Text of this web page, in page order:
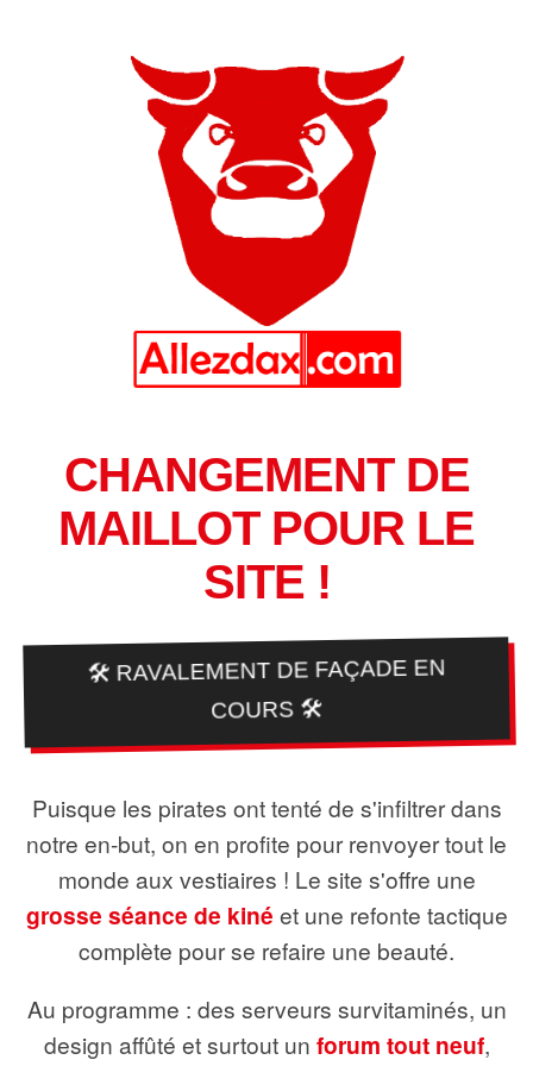
CHANGEMENT DE
MAILLOT POUR LE
SITE !
🛠️ RAVALEMENT DE FAÇADE EN
COURS 🛠️
Puisque les pirates ont tenté de s'infiltrer dans
notre en-but, on en profite pour renvoyer tout le
monde aux vestiaires ! Le site s'offre une
grosse séance de kiné et une refonte tactique
complète pour se refaire une beauté.
Au programme : des serveurs survitaminés, un
design affûté et surtout un forum tout neuf,